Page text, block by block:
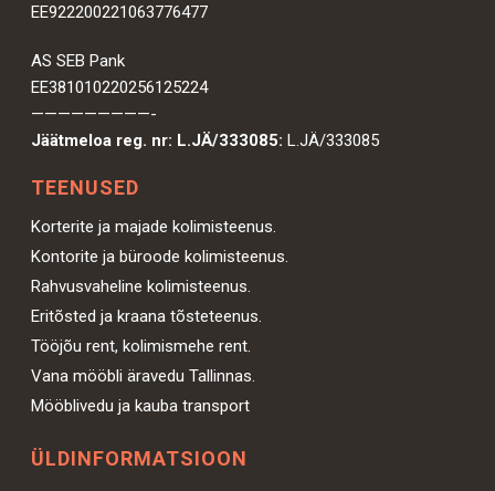
EE922200221063776477
AS SEB Pank
EE381010220256125224
—————————-
Jäätmeloa reg. nr: L.JÄ/333085: L.JÄ/333085
TEENUSED
Korterite ja majade kolimisteenus.
Kontorite ja büroode kolimisteenus.
Rahvusvaheline kolimisteenus.
Eritõsted ja kraana tõsteteenus.
Tööjõu rent, kolimismehe rent.
Vana mööbli äravedu Tallinnas.
Mööblivedu ja kauba transport
ÜLDINFORMATSIOON